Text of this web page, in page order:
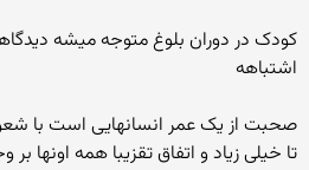
کودک در دوران بلوغ متوجه میشه
اشتباهه
صحبت از یک عمر انسانهایی است با
تا خیلی زیاد و اتفاق تقزیبا همه اونها بر